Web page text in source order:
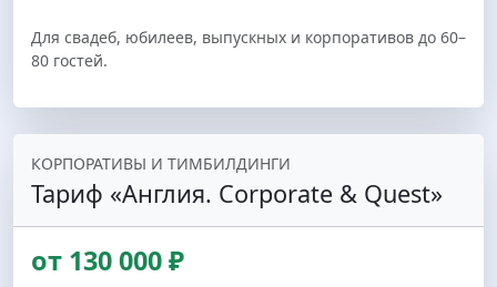
Для свадеб, юбилеев, выпускных и корпоративов до 60–
80 гостей.
КОРПОРАТИВЫ И ТИМБИЛДИНГИ
Тариф «Англия. Corporate & Quest»
от 130 000 ₽